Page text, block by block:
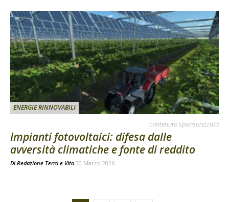
ENERGIE RINNOVABILI
contenuto sponsorizzato
Impianti fotovoltaici: difesa dalle
avversità climatiche e fonte di reddito
Di Redazione Terra e Vita 30 Marzo 2026